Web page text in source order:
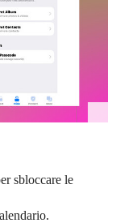
sbloccare le